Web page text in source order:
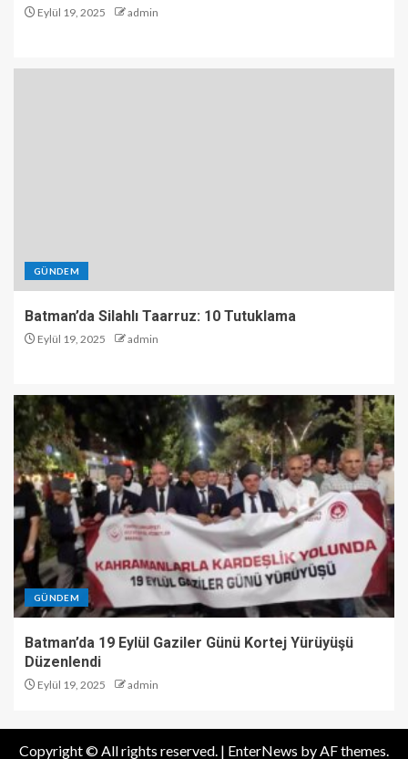
Eylül 19, 2025 admin
GÜNDEM
Batman’da Silahlı Taarruz: 10 Tutuklama
Eylül 19, 2025 admin
GÜNDEM
Batman’da 19 Eylül Gaziler Günü Kortej Yürüyüşü
Düzenlendi
Eylül 19, 2025 admin
Copyright © All rights reserved. | EnterNews by AF themes.